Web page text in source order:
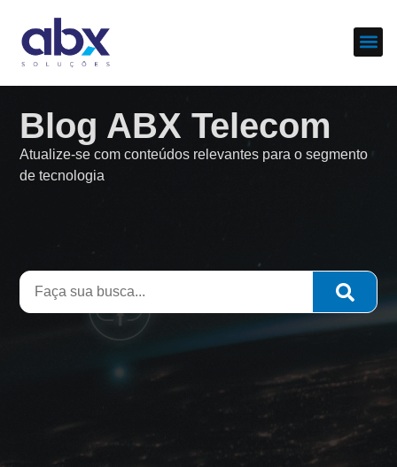
Blog ABX Telecom
Atualize-se com conteúdos relevantes para o segmento
de tecnologia